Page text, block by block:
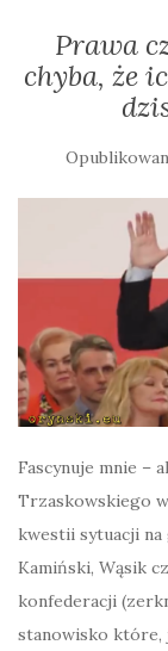
Prawa
chyba, że
Fascynuje mnie –
Trzaskowskiego
kwestii sytuacji
Kamiński, Wąsik
konfederacji
stanowisko które,